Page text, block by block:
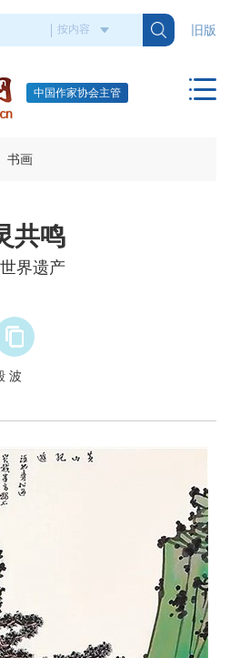
旧版
中国作家协会主管
书画
共鸣
界遗产
殷 波